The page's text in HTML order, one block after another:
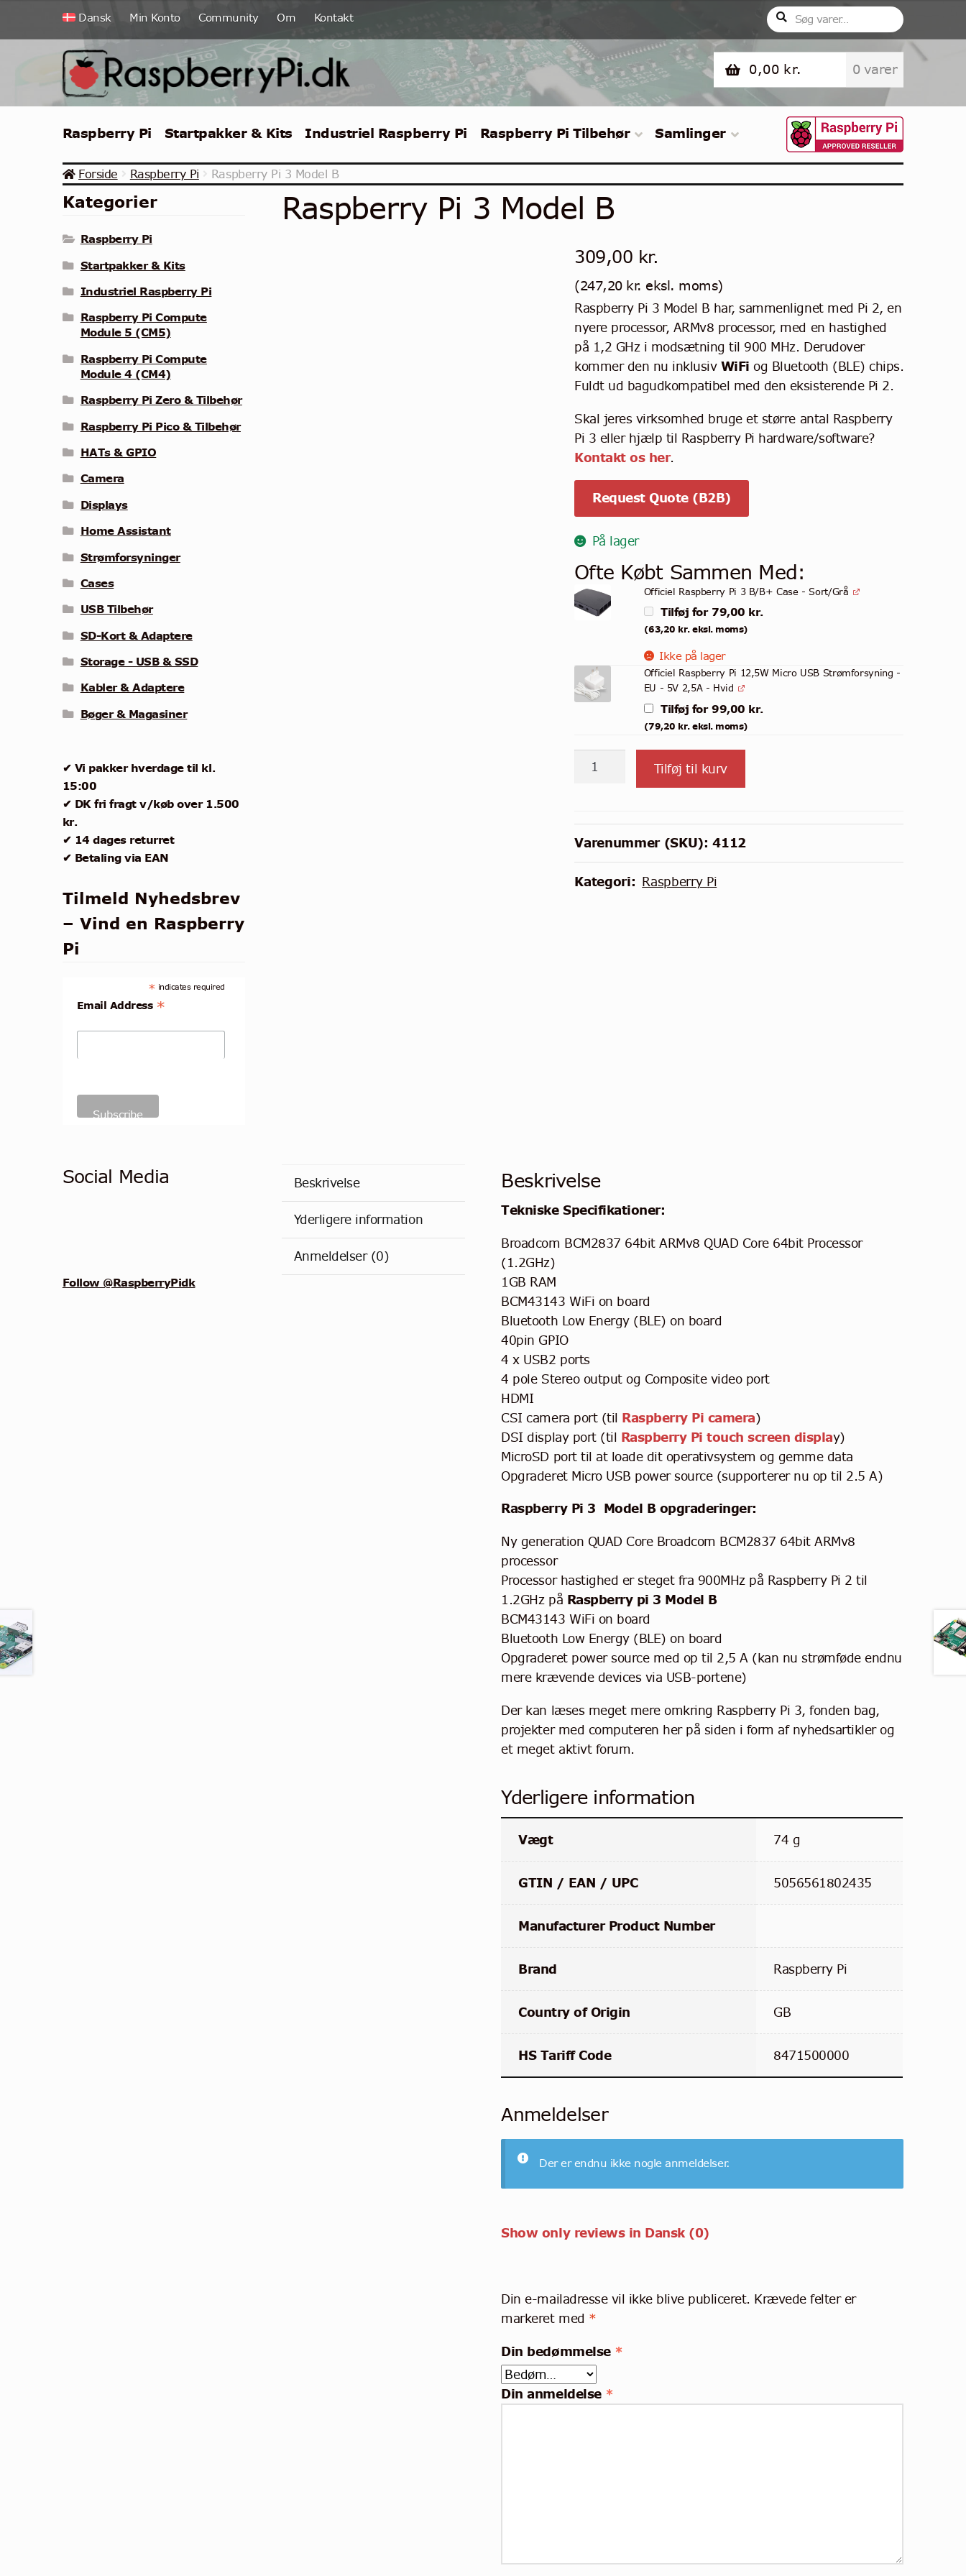
Spring
navigation
Spring
indhold
Dansk Min Konto Community Om Kontakt
Søg
efter:
Søg
0,00 kr. 0 varer
Raspberry Pi Startpakker & Kits Industriel Raspberry Pi Raspberry Pi Tilbehør Samlinger
Forside Raspberry Pi Raspberry Pi 3 Model B
Raspberry Pi 3 Model B
309,00 kr.
(247,20 kr. eksl. moms)
Raspberry Pi 3 Model B har, sammenlignet med Pi 2, en
nyere processor, ARMv8 processor, med en hastighed
på 1,2 GHz i modsætning til 900 MHz. Derudover
kommer den nu inklusiv WiFi og Bluetooth (BLE) chips.
Fuldt ud bagudkompatibel med den eksisterende Pi 2.
Skal jeres virksomhed bruge et større antal Raspberry
Pi 3 eller hjælp til Raspberry Pi hardware/software?
Kontakt os her.
Request Quote (B2B)
På lager
Ofte Købt Sammen Med:
Officiel Raspberry Pi 3 B/B+ Case - Sort/Grå
Tilføj for 79,00 kr.
(63,20 kr.eksl. moms)
Ikke på lager
Officiel Raspberry Pi 12,5W Micro USB Strømforsyning -
EU - 5V 2,5A - Hvid
Tilføj for 99,00 kr.
(79,20 kr.eksl. moms)
Raspberry
B
Tilføj til kurv
Varenummer (SKU):4112
Kategori: Raspberry Pi
Beskrivelse
Yderligere information
Anmeldelser (0)
Beskrivelse
Tekniske Specifikationer:
Broadcom BCM2837 64bit ARMv8 QUAD Core 64bit Processor
(1.2GHz)
1GB RAM
BCM43143 WiFi on board
Bluetooth Low Energy (BLE) on board
40pin GPIO
4 x USB2 ports
4 pole Stereo output og Composite video port
HDMI
CSI camera port (til Raspberry Pi camera)
DSI display port (til Raspberry Pi touch screen display)
MicroSD port til at loade dit operativsystem og gemme data
Opgraderet Micro USB power source (supporterer nu op til 2.5 A)
Raspberry Pi 3 Model B opgraderinger:
Ny generation QUAD Core Broadcom BCM2837 64bit ARMv8
processor
Processor hastighed er steget fra 900MHz på Raspberry Pi 2 til
1.2GHz på Raspberry pi 3 Model B
BCM43143 WiFi on board
Bluetooth Low Energy (BLE) on board
Opgraderet power source med op til 2,5 A (kan nu strømføde endnu
mere krævende devices via USB-portene)
Der kan læses meget mere omkring Raspberry Pi 3, fonden bag,
projekter med computeren her på siden i form af nyhedsartikler og
et meget aktivt forum.
Yderligere information
Vægt 74 g
GTIN / EAN / UPC 5056561802435
Manufacturer Product Number
Brand Raspberry Pi
Country of Origin GB
HS Tariff Code 8471500000
Anmeldelser
Der er endnu ikke nogle anmeldelser.
Show only reviews in Dansk (0)
Din e-mailadresse vil ikke blive publiceret. Krævede felter er
markeret med *
Din bedømmelse *
Din anmeldelse *
Kategorier
Raspberry Pi
Startpakker & Kits
Industriel Raspberry Pi
Raspberry Pi Compute
Module 5 (CM5)
Raspberry Pi Compute
Module 4 (CM4)
Raspberry Pi Zero & Tilbehør
Raspberry Pi Pico & Tilbehør
HATs & GPIO
Camera
Displays
Home Assistant
Strømforsyninger
Cases
USB Tilbehør
SD-Kort & Adaptere
Storage - USB & SSD
Kabler & Adaptere
Bøger & Magasiner
✔ Vi pakker hverdage til kl.
15:00
✔ DK fri fragt v/køb over 1.500
kr.
✔ 14 dages returret
✔ Betaling via EAN
Tilmeld Nyhedsbrev
– Vind en Raspberry
Pi
* indicates required
Email Address *
Social Media
Follow @RaspberryPidk